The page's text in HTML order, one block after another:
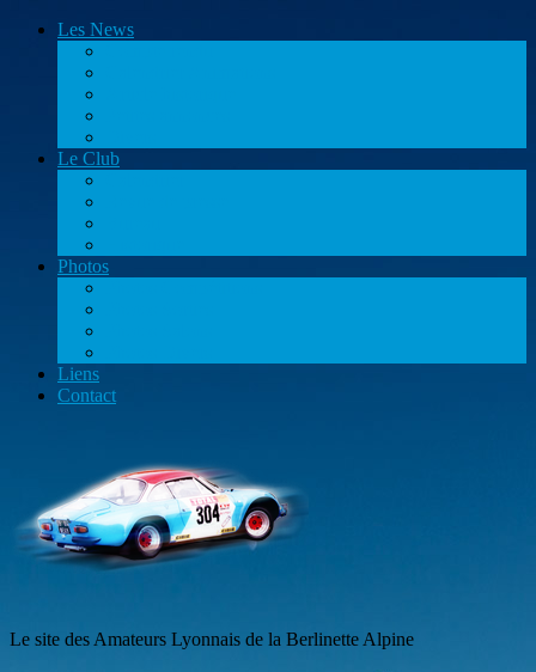
Les News
Le Club
Photos
Liens
Contact
Le site des Amateurs Lyonnais de la Berlinette Alpine